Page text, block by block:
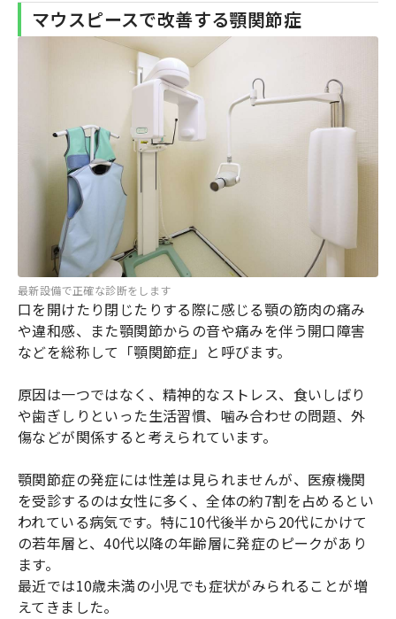
マウスピースで改善する顎関節症
最新設備で正確な診断をします
口を開けたり閉じたりする際に感じる顎の筋肉の痛み
や違和感、また顎関節からの音や痛みを伴う開口障害
などを総称して「顎関節症」と呼びます。
原因は一つではなく、精神的なストレス、食いしばり
や歯ぎしりといった生活習慣、噛み合わせの問題、外
傷などが関係すると考えられています。
顎関節症の発症には性差は見られませんが、医療機関
を受診するのは女性に多く、全体の約7割を占めるとい
われている病気です。特に10代後半から20代にかけて
の若年層と、40代以降の年齢層に発症のピークがあり
ます。
最近では10歳未満の小児でも症状がみられることが増
えてきました。